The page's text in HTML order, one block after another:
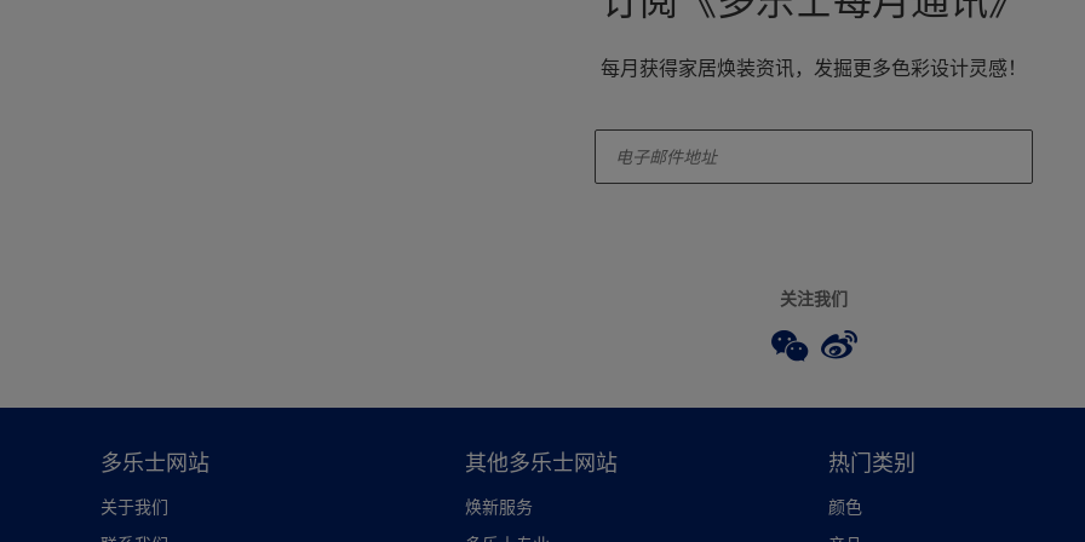
每月获得家居焕装资讯，发掘更多色彩设计灵感！
关注我们
多乐士网站
关于我们
其他多乐士网站
焕新服务
热门类别
颜色